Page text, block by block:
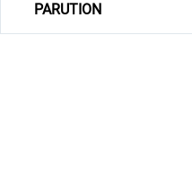
PARUTION